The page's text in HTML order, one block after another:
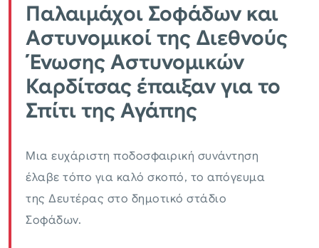
Παλαιμάχοι Σοφάδων και
Αστυνομικοί της Διεθνούς
Ένωσης Αστυνομικών
Καρδίτσας έπαιξαν για το
Σπίτι της Αγάπης
Μια ευχάριστη ποδοσφαιρική συνάντηση
έλαβε τόπο για καλό σκοπό, το απόγευμα
της Δευτέρας στο δημοτικό στάδιο
Σοφάδων.